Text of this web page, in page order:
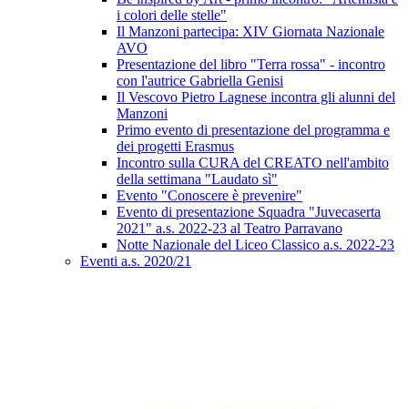
i colori delle stelle"
Il Manzoni partecipa: XIV Giornata Nazionale
AVO
Presentazione del libro "Terra rossa" - incontro
con l'autrice Gabriella Genisi
Il Vescovo Pietro Lagnese incontra gli alunni del
Manzoni
Primo evento di presentazione del programma e
dei progetti Erasmus
Incontro sulla CURA del CREATO nell'ambito
della settimana "Laudato sì"
Evento "Conoscere è prevenire"
Evento di presentazione Squadra "Juvecaserta
2021" a.s. 2022-23 al Teatro Parravano
Notte Nazionale del Liceo Classico a.s. 2022-23
Eventi a.s. 2020/21